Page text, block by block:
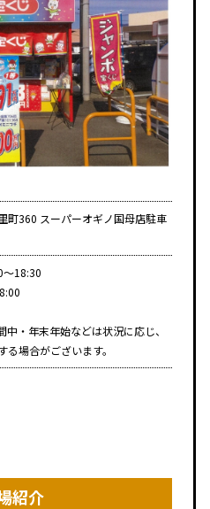
町360 スーパーオギノ国母店駐車
18:30
中・年末年始などは状況に応じ、
る場合がございます。
紹介